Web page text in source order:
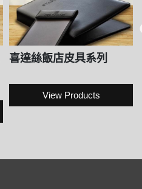
喜達絲飯店皮具系列
View Products